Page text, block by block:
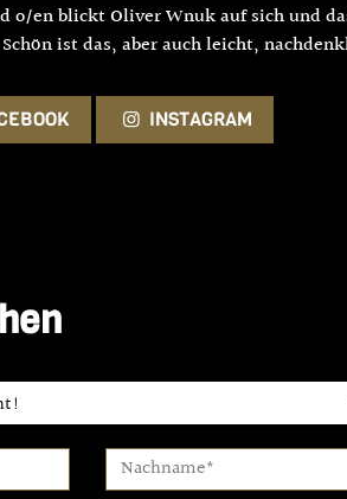
o/en blickt Oliver Wnuk auf sich und
ist das, aber auch leicht,
INSTAGRAM